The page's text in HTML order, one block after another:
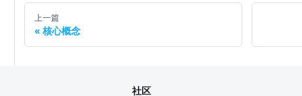
上一篇
核心概念
社区